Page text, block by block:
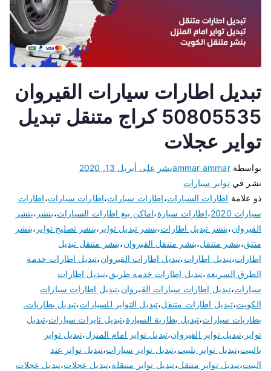
تبديل اطارات سيارات القيروان
50805535 كراج متنقل تبديل
تواير عجلات
بواسطةammar ammarنشر على أبريل 13, 2020
نشر فيتواير سيارات
ذو علامة اطارات السيارات،اطارات سبارات،اطارات سيارات،اطارات
سيارات 2020
،اطارات سيارة،اماكن بيع اطارات السيارات،بنشر ،بنشر
القيروان،بنشر تبديل اطارات،بنشر تبديل تواير ،بنشر تصليح تواير ،بنشر
متتق،بنشر متتقل،بنشر متنقل القيروان،بنشر متنقل تبديل
اطارات،تبديل اطارات،تبديل اطارات القيروان،تبديل اطارات خدمة
الطرق السريعة،تبديل اطارات خدمة طريق،تبديل اطارات
سيارات،تبديل اطارات سيارات القيروان،تبديل اطارات سيارات
الكويت،تبديل اطارات متنقل،تبديل التواير للسيارات،تبديل بطاريات.
بطاريات سيارات،تبديل بطارية السيارة،تبديل تايرات سيارات،تبديل
تواير ،تبديل تواير القيروان،تبديل تواير امام المنزل،تبديل تواير
بالبيت،تبديل تواير بلبيت،تبديل تواير سيارات،تبديل تواير عند
البيت،تبديل تواير متنقل،تبديل تواير متنقلة،تبديل عجلات،تبديل عجلات